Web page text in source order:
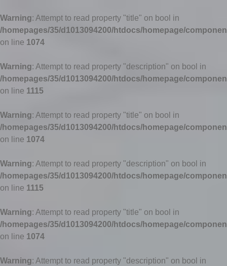
Warning: Attempt to read property "title" on bool in
/homepages/35/d1013094200/htdocs/homepage/
on line 1074
Warning: Attempt to read property "description" on bool in
/homepages/35/d1013094200/htdocs/homepage/
on line 1115
Warning: Attempt to read property "title" on bool in
/homepages/35/d1013094200/htdocs/homepage/
on line 1074
Warning: Attempt to read property "description" on bool in
/homepages/35/d1013094200/htdocs/homepage/
on line 1115
Warning: Attempt to read property "title" on bool in
/homepages/35/d1013094200/htdocs/homepage/
on line 1074
Warning: Attempt to read property "description" on bool in